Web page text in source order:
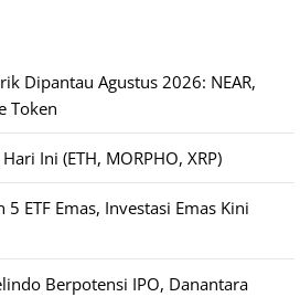
Dipantau Agustus 2026: NEAR,
Token
Ini (ETH, MORPHO, XRP)
5 ETF Emas, Investasi Emas Kini
Berpotensi IPO, Danantara